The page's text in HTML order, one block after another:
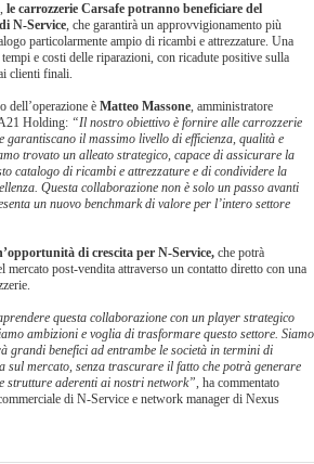
le carrozzerie Carsafe potranno beneficiare del
N-Service, che garantirà un approvvigionamento più
particolarmente ampio di ricambi e attrezzature. Una
e costi delle riparazioni, con ricadute positive sulla
clienti finali.
dell’operazione è Matteo Massone, amministratore
Holding: “Il nostro obiettivo è fornire alle carrozzerie
garantiscano il massimo livello di efficienza, qualità e
trovato un alleato strategico, capace di assicurare la
catalogo di ricambi e attrezzature e di condividere la
Questa collaborazione non è solo un passo avanti
un nuovo benchmark di valore per l’intero settore
di crescita per N-Service, che potrà
mercato post-vendita attraverso un contatto diretto con una
questa collaborazione con un player strategico
ambizioni e voglia di trasformare questo settore. Siamo
grandi benefici ad entrambe le società in termini di
sul mercato, senza trascurare il fatto che potrà generare
strutture aderenti ai nostri network”, ha commentato
di N-Service e network manager di Nexus